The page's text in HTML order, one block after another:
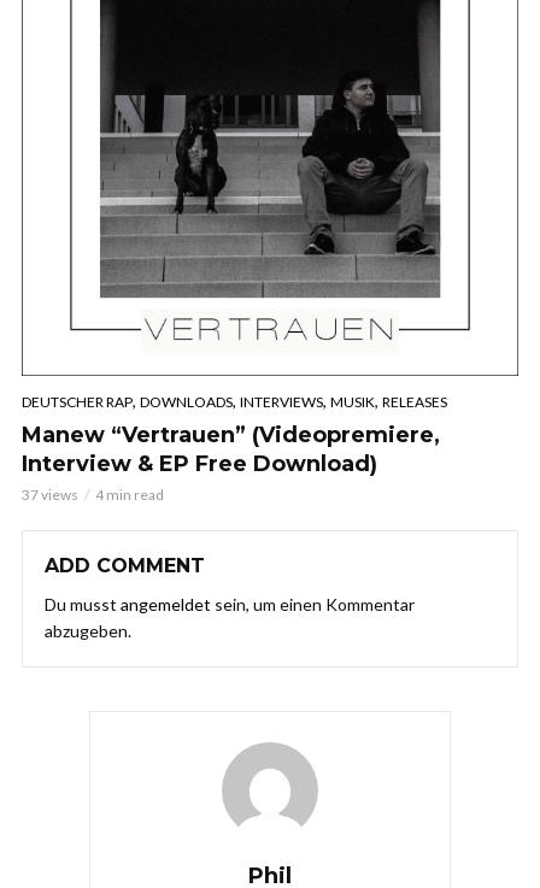
DEUTSCHER RAP, DOWNLOADS, INTERVIEWS, MUSIK, RELEASES
Manew “Vertrauen” (Videopremiere,
Interview & EP Free Download)
37 views 4 min read
ADD COMMENT
Du musst angemeldet sein, um einen Kommentar
abzugeben.
Phil